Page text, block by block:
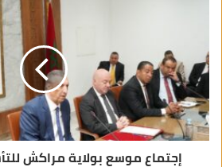
إجتماع موسع بولاية مراكش